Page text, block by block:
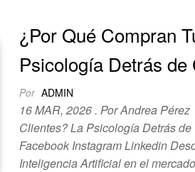
¿Por Qué Compran
Psicología Detrás de
Por ADMIN
16 MAR, 2026 . Por Andrea
Clientes? La Psicología Detrás
Facebook Instagram Linkedin
Inteligencia Artificial en el